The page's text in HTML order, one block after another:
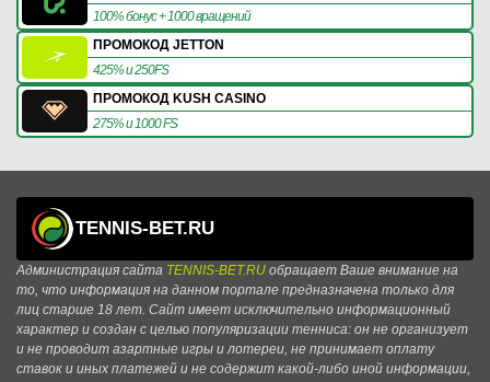
100% бонус + 1000 вращений
ПРОМОКОД JETTON
425% и 250FS
ПРОМОКОД KUSH CASINO
275% и 1000 FS
TENNIS-BET.RU
Администрация сайта TENNIS-BET.RU обращает Ваше внимание на
то, что информация на данном портале предназначена только для
лиц старше 18 лет. Сайт имеет исключительно информационный
характер и создан с целью популяризации тенниса: он не организует
и не проводит азартные игры и лотереи, не принимает оплату
ставок и иных платежей и не содержит какой-либо иной информации,